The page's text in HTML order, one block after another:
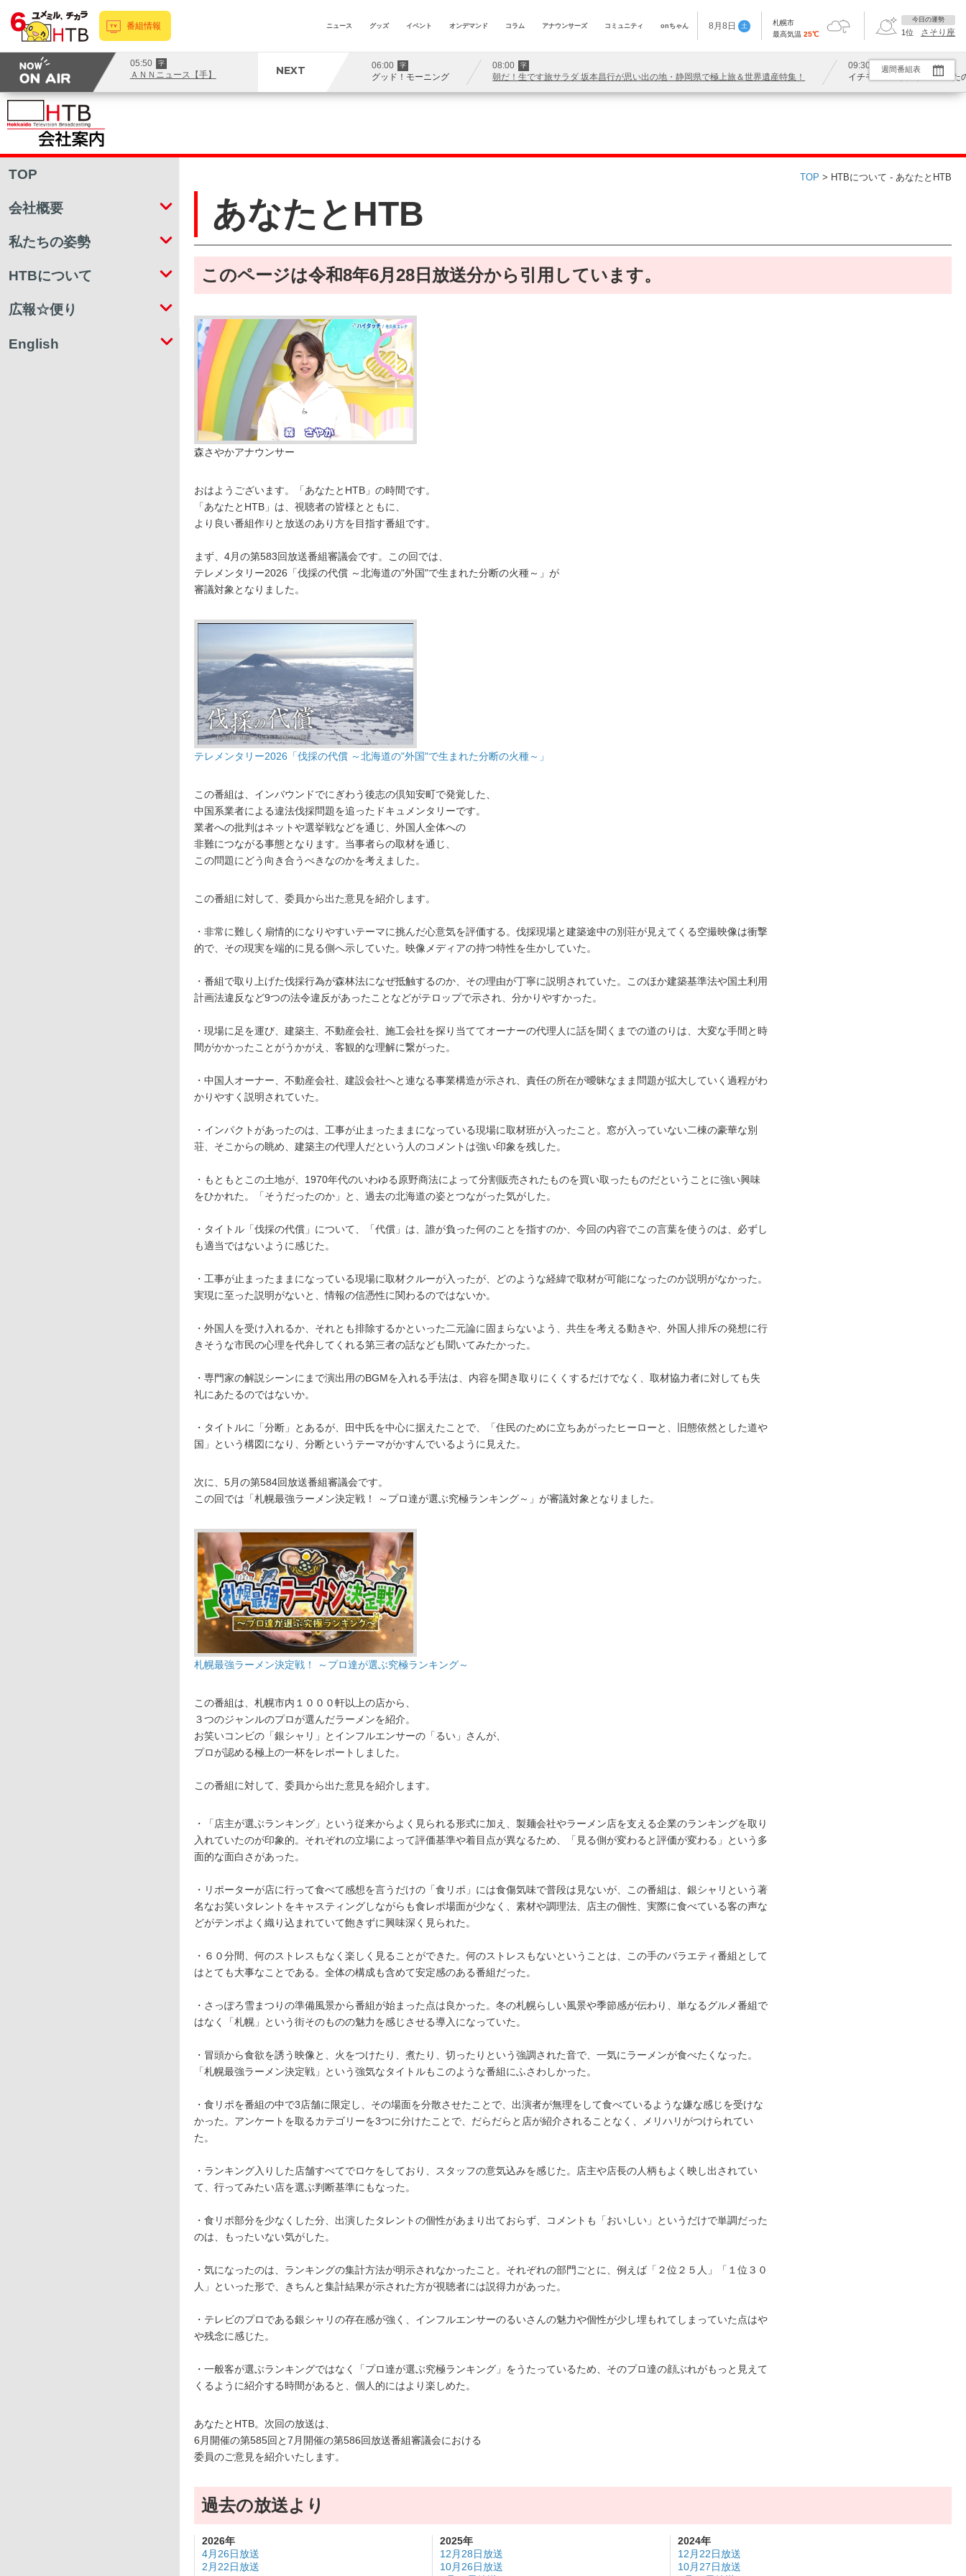
番組情報 ニュース グッズ イベント オンデマンド コラム アナウンサーズ コミュニティ onちゃん 8 月 8 日 土
札幌市
最高気温 25℃
今日の運勢
1位 さそり座
05:50 字
ＡＮＮニュース【手】 NEXT 06:00 字
グッド！モーニング
08:00 字
朝だ！生です旅サラダ 坂本昌行が思い出の地・静岡県で極上旅＆世界遺産特集！
09:30
イチモニ！×イチオシ!!ｏｎた
週間番組表
TOP
会社概要
私たちの姿勢
HTBについて
広報☆便り
English
TOP > HTBについて - あなたとHTB
あなたとHTB
このページは令和8年6月28日放送分から引用しています。
森さやかアナウンサー
おはようございます。「あなたとHTB」の時間です。
「あなたとHTB」は、視聴者の皆様とともに、
より良い番組作りと放送のあり方を目指す番組です。
まず、4月の第583回放送番組審議会です。この回では、
テレメンタリー2026「伐採の代償 ～北海道の"外国"で生まれた分断の火種～」が
審議対象となりました。
テレメンタリー2026「伐採の代償 ～北海道の"外国"で生まれた分断の火種～」
この番組は、インバウンドでにぎわう後志の倶知安町で発覚した、
中国系業者による違法伐採問題を追ったドキュメンタリーです。
業者への批判はネットや選挙戦などを通じ、外国人全体への
非難につながる事態となります。当事者らの取材を通じ、
この問題にどう向き合うべきなのかを考えました。
この番組に対して、委員から出た意見を紹介します。
・非常に難しく扇情的になりやすいテーマに挑んだ心意気を評価する。伐採現場と建築途中の別荘が見えてくる空撮映像は衝撃
的で、その現実を端的に見る側へ示していた。映像メディアの持つ特性を生かしていた。
・番組で取り上げた伐採行為が森林法になぜ抵触するのか、その理由が丁寧に説明されていた。このほか建築基準法や国土利用
計画法違反など9つの法令違反があったことなどがテロップで示され、分かりやすかった。
・現場に足を運び、建築主、不動産会社、施工会社を探り当ててオーナーの代理人に話を聞くまでの道のりは、大変な手間と時
間がかかったことがうかがえ、客観的な理解に繋がった。
・中国人オーナー、不動産会社、建設会社へと連なる事業構造が示され、責任の所在が曖昧なまま問題が拡大していく過程がわ
かりやすく説明されていた。
・インパクトがあったのは、工事が止まったままになっている現場に取材班が入ったこと。窓が入っていない二棟の豪華な別
荘、そこからの眺め、建築主の代理人だという人のコメントは強い印象を残した。
・もともとこの土地が、1970年代のいわゆる原野商法によって分割販売されたものを買い取ったものだということに強い興味
をひかれた。「そうだったのか」と、過去の北海道の姿とつながった気がした。
・タイトル「伐採の代償」について、「代償」は、誰が負った何のことを指すのか、今回の内容でこの言葉を使うのは、必ずし
も適当ではないように感じた。
・工事が止まったままになっている現場に取材クルーが入ったが、どのような経緯で取材が可能になったのか説明がなかった。
実現に至った説明がないと、情報の信憑性に関わるのではないか。
・外国人を受け入れるか、それとも排除するかといった二元論に固まらないよう、共生を考える動きや、外国人排斥の発想に行
きそうな市民の心理を代弁してくれる第三者の話なども聞いてみたかった。
・専門家の解説シーンにまで演出用のBGMを入れる手法は、内容を聞き取りにくくするだけでなく、取材協力者に対しても失
礼にあたるのではないか。
・タイトルに「分断」とあるが、田中氏を中心に据えたことで、「住民のために立ちあがったヒーローと、旧態依然とした道や
国」という構図になり、分断というテーマがかすんでいるように見えた。
次に、5月の第584回放送番組審議会です。
この回では「札幌最強ラーメン決定戦！ ～プロ達が選ぶ究極ランキング～」が審議対象となりました。
札幌最強ラーメン決定戦！ ～プロ達が選ぶ究極ランキング～
この番組は、札幌市内１０００軒以上の店から、
３つのジャンルのプロが選んだラーメンを紹介。
お笑いコンビの「銀シャリ」とインフルエンサーの「るい」さんが、
プロが認める極上の一杯をレポートしました。
この番組に対して、委員から出た意見を紹介します。
・「店主が選ぶランキング」という従来からよく見られる形式に加え、製麺会社やラーメン店を支える企業のランキングを取り
入れていたのが印象的。それぞれの立場によって評価基準や着目点が異なるため、「見る側が変わると評価が変わる」という多
面的な面白さがあった。
・リポーターが店に行って食べて感想を言うだけの「食リポ」には食傷気味で普段は見ないが、この番組は、銀シャリという著
名なお笑いタレントをキャスティングしながらも食レポ場面が少なく、素材や調理法、店主の個性、実際に食べている客の声な
どがテンポよく織り込まれていて飽きずに興味深く見られた。
・６０分間、何のストレスもなく楽しく見ることができた。何のストレスもないということは、この手のバラエティ番組として
はとても大事なことである。全体の構成も含めて安定感のある番組だった。
・さっぽろ雪まつりの準備風景から番組が始まった点は良かった。冬の札幌らしい風景や季節感が伝わり、単なるグルメ番組で
はなく「札幌」という街そのものの魅力を感じさせる導入になっていた。
・冒頭から食欲を誘う映像と、火をつけたり、煮たり、切ったりという強調された音で、一気にラーメンが食べたくなった。
「札幌最強ラーメン決定戦」という強気なタイトルもこのような番組にふさわしかった。
・食リポを番組の中で3店舗に限定し、その場面を分散させたことで、出演者が無理をして食べているような嫌な感じを受けな
かった。アンケートを取るカテゴリーを3つに分けたことで、だらだらと店が紹介されることなく、メリハリがつけられてい
た。
・ランキング入りした店舗すべてでロケをしており、スタッフの意気込みを感じた。店主や店長の人柄もよく映し出されてい
て、行ってみたい店を選ぶ判断基準にもなった。
・食リポ部分を少なくした分、出演したタレントの個性があまり出ておらず、コメントも「おいしい」というだけで単調だった
のは、もったいない気がした。
・気になったのは、ランキングの集計方法が明示されなかったこと。それぞれの部門ごとに、例えば「２位２５人」「１位３０
人」といった形で、きちんと集計結果が示された方が視聴者には説得力があった。
・テレビのプロである銀シャリの存在感が強く、インフルエンサーのるいさんの魅力や個性が少し埋もれてしまっていた点はや
や残念に感じた。
・一般客が選ぶランキングではなく「プロ達が選ぶ究極ランキング」をうたっているため、そのプロ達の顔ぶれがもっと見えて
くるように紹介する時間があると、個人的にはより楽しめた。
あなたとHTB。次回の放送は、
6月開催の第585回と7月開催の第586回放送番組審議会における
委員のご意見を紹介いたします。
過去の放送より
2026年
4月26日放送
2月22日放送
2025年
12月28日放送
10月26日放送
2024年
12月22日放送
10月27日放送